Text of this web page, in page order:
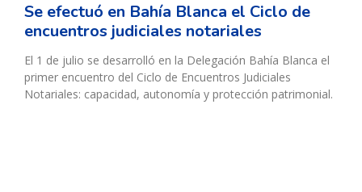
Se efectuó en Bahía Blanca el Ciclo de
encuentros judiciales notariales
El 1 de julio se desarrolló en la Delegación Bahía Blanca el
primer encuentro del Ciclo de Encuentros Judiciales
Notariales: capacidad, autonomía y protección patrimonial.